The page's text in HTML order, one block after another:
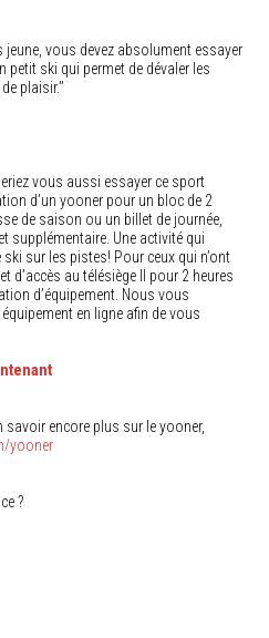
jeune, vous devez absolument essayer
petit ski qui permet de dévaler les
plaisir.’’
vous aussi essayer ce sport
d’un yooner pour un bloc de 2
de saison ou un billet de journée,
supplémentaire. Une activité qui
sur les pistes! Pour ceux qui n’ont
d’accès au télésiège II pour 2 heures
d’équipement. Nous vous
en ligne afin de vous
encore plus sur le yooner,
yooner
?